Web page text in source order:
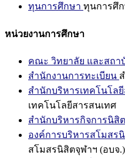
ทุนการศึกษา ทุนการศึ
หน่วยงานการศึกษา
คณะ วิทยาลัย และสถา
สำนักงานการทะเบียน
สำนักบริหารเทคโนโล
เทคโนโลยีสารสนเทศ
สำนักบริหารกิจการนิสิต
องค์การบริหารสโมสร
สโมสรนิสิตจุฬาฯ (อบจ.)